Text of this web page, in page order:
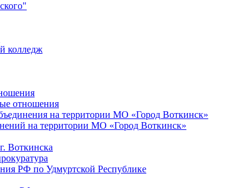
колледж
отношения
на территории МО «Город Воткинск»
на территории МО «Город Воткинск»
Воткинска
РФ по Удмуртской Республике